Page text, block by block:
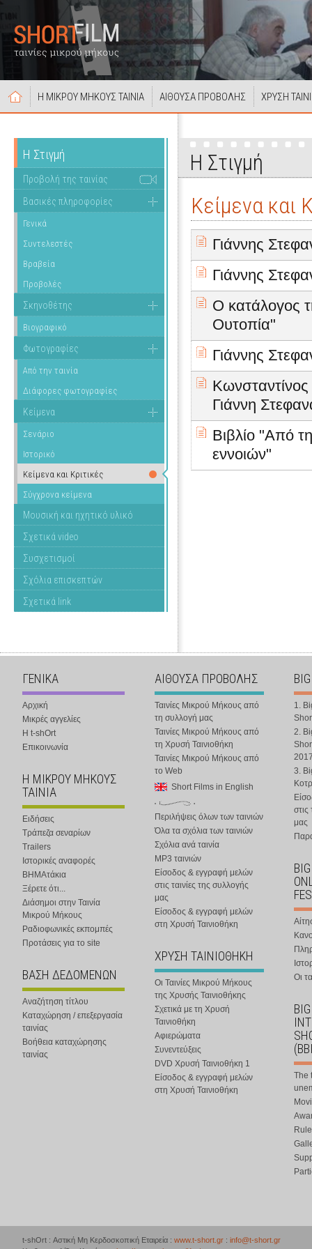
Η ΜΙΚΡΟΥ ΜΗΚΟΥΣ ΤΑΙΝΙΑ ΑΙΘΟΥΣΑ ΠΡΟΒΟΛΗΣ ΧΡΥΣΗ
Η Στιγμή
Προβολή της ταινίας
Βασικές πληροφορίες
Γενικά
Συντελεστές
Βραβεία
Προβολές
Σκηνοθέτης
Βιογραφικό
Φωτογραφίες
Από την ταινία
Διάφορες φωτογραφίες
Κείμενα
Σενάριο
Ιστορικό
Κείμενα και Κριτικές
Σύγχρονα κείμενα
Μουσική και ηχητικό υλικό
Σχετικά video
Συσχετισμοί
Σχόλια επισκεπτών
Σχετικά link
Η Στιγμή
Κείμενα και
Γιάννης
Γιάννης
Ο κατάλογος
Ουτοπία"
Γιάννης
Γιάννη
Βιβλίο "Από
εννοιών"
ΓΕΝΙΚΑ
Αρχική
Μικρές αγγελίες
Η t-shOrt
Επικοινωνία
Η ΜΙΚΡΟΥ ΜΗΚΟΥΣ
ΤΑΙΝΙΑ
Ειδήσεις
Τράπεζα σεναρίων
Trailers
Ιστορικές αναφορές
ΒΗΜΑτάκια
Ξέρετε ότι...
Διάσημοι στην Ταινία
Μικρού Μήκους
Ραδιοφωνικές εκπομπές
Προτάσεις για το site
ΒΑΣΗ ΔΕΔΟΜΕΝΩΝ
Αναζήτηση τίτλου
Καταχώρηση / επεξεργασία
ταινίας
Βοήθεια καταχώρησης
ταινίας
ΑΙΘΟΥΣΑ ΠΡΟΒΟΛΗΣ
Ταινίες Μικρού Μήκους από
τη συλλογή μας
Ταινίες Μικρού Μήκους από
τη Χρυσή Ταινιοθήκη
Ταινίες Μικρού Μήκους από
το Web
Short Films in English
Περιλήψεις όλων των ταινιών
Όλα τα σχόλια των ταινιών
Σχόλια ανά ταινία
MP3 ταινιών
Είσοδος & εγγραφή μελών
στις ταινίες της συλλογής
μας
Είσοδος & εγγραφή μελών
στη Χρυσή Ταινιοθήκη
ΧΡΥΣΗ ΤΑΙΝΙΟΘΗΚΗ
Οι Ταινίες Μικρού Μήκους
της Χρυσής Ταινιοθήκης
Σχετικά με τη Χρυσή
Ταινιοθήκη
Αφιερώματα
Συνεντεύξεις
DVD Χρυσή Ταινιοθήκη 1
Είσοδος & εγγραφή μελών
στη Χρυσή Ταινιοθήκη
1.
2.
3.
στις
μας
Οι
The
t-shOrt : Αστική Μη Κερδοσκοπική Εταιρεία : www.t-short.gr : info@t-short.gr